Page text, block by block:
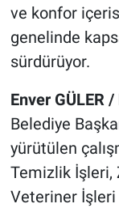
ve konfor
genelinde
sürdürüyor.
Enver GÜLER
Belediye
yürütülen
Temizlik İşleri,
Veteriner